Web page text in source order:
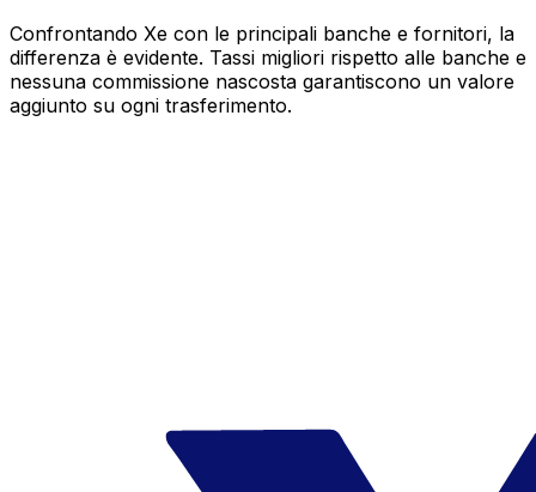
Confrontando Xe con le principali banche e fornitori, la
differenza è evidente. Tassi migliori rispetto alle banche e
nessuna commissione nascosta garantiscono un valore
aggiunto su ogni trasferimento.